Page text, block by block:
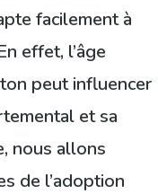
facilement à
effet, l’âge
peut influencer
et sa
nous allons
de l’adoption